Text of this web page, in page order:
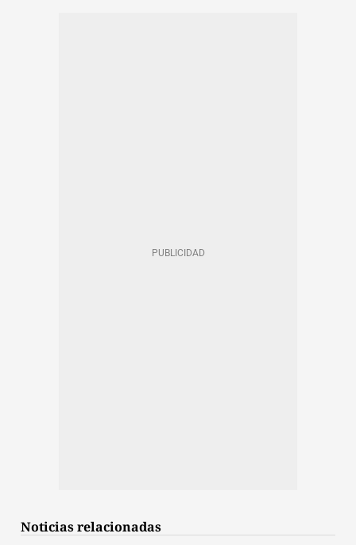
Noticias relacionadas